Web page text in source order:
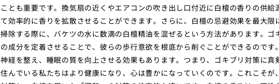
ことも重要です。換気扇の近くやエアコンの吹き出し口付近に白檀の香りの供
て効率的に香りを拡散させることができます。さらに、白檀の忌避効果を最大限
掃除する際に、バケツの水に数滴の白檀精油を混ぜるという方法があります。ゴ
の成分を定着させることで、彼らの歩行意欲を根底から削ぐことができるので
神経を整え、睡眠の質を向上させる効果もあります。つまり、ゴキブリ対策に真
住んでいる私たちはより健康になり、心は豊かになっていくのです。これこそが